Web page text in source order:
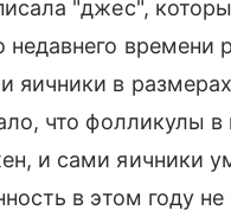
"джес",
времени
яичники в
что фолликулы
и сами яичники
в этом году